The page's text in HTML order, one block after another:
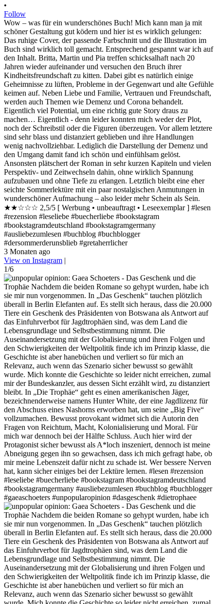
•
Follow
Wow – was für ein wunderschönes Buch! Mich kann man ja mit
schöner Gestaltung gut ködern und hier ist es wirklich gelungen:
Das ruhige Cover, der passende Farbschnitt und die Illustration im
Buch sind wirklich toll gemacht. Entsprechend gespannt war ich auf
den Inhalt. Britta, Martin und Pia treffen schicksalhaft nach 20
Jahren wieder aufeinander und versuchen den Bruch ihrer
Kindheitsfreundschaft zu kitten. Dabei gibt es natürlich einige
Geheimnisse zu lüften, Probleme in der Gegenwart und alte Gefühle
keimen auf. Neben Liebe und Familie, Vertrauen und Freundschaft,
werden auch Themen wie Demenz und Corona behandelt.
Eigentlich viel Potential, um eine richtig gute Story draus zu
machen… Eigentlich - denn leider konnten mich weder der Plot,
noch der Schreibstil oder die Figuren überzeugen. Vor allem letztere
sind sehr blass und distanziert geblieben und ihre Handlungen
wenig nachvollziehbar. Lediglich die Darstellung der Demenz und
den Umgang damit fand ich schön und einfühlsam gelöst.
Ansonsten plätschert der Roman in sehr kurzen Kapiteln und vielen
Perspektiv- und Zeitwechseln dahin, ohne wirklich Spannung
aufzubauen und ohne Tiefe zu erlangen. Letztlich bleibt eine eher
seichte Sommerlektüre mit ein paar nostalgischen Anmutungen in
wunderschöner Aufmachung – also leider mehr Schein als Sein.
★★☆☆☆ 2,5/5 [ Werbung • unbeauftragt • Leseexemplar ] #lesen
#rezension #leseliebe #buecherliebe #bookstagram
#bookstagramdeutschland #bookstagramgermany
#ausliebezumlesen #buchblog #buchblogger
#dersommerderunsblieb #gretaherrlicher
3 Monaten ago
View on Instagram |
1/6